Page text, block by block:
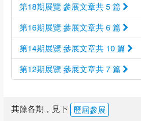
第18期展覽 參展文章共 5 篇
第16期展覽 參展文章共 6 篇
第14期展覽 參展文章共 10 篇
第12期展覽 參展文章共 7 篇
其餘各期，見下 歷屆參展